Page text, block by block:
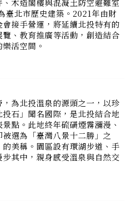
、教育推廣等活動，創造結合
樂活空間。
石」聞名國際，是北投結合地
點。此地終年硫磺煙霧瀰漫、
選為「臺灣八景十二勝」之
美稱。園區設有環湖步道、手
其中，親身感受溫泉與自然交
臺北市市定古蹟的臨濟護國禪